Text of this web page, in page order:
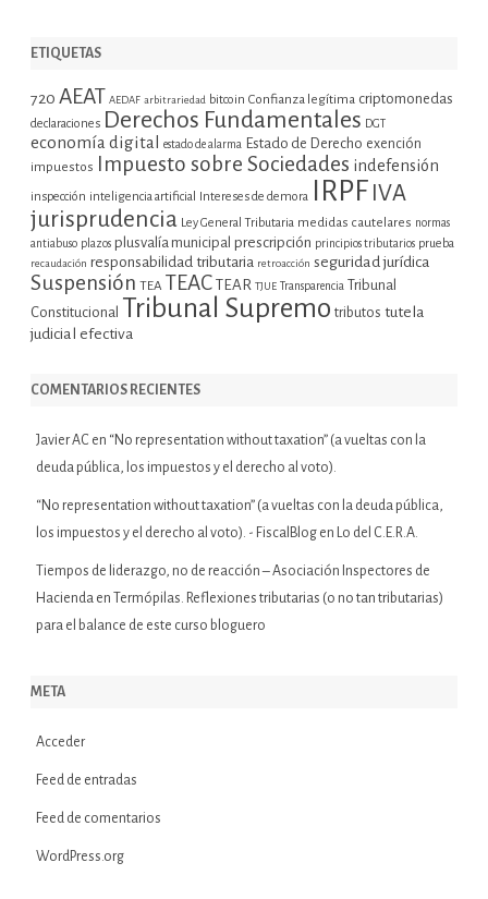
ETIQUETAS
720 AEAT AEDAF arbitrariedad bitcoin Confianza legítima criptomonedas
declaraciones Derechos Fundamentales DGT
economía digital estado de alarma Estado de Derecho exención
impuestos Impuesto sobre Sociedades indefensión
inspección inteligencia artificial Intereses de demora IRPF IVA
jurisprudencia Ley General Tributaria medidas cautelares normas
antiabuso plazos plusvalía municipal prescripción principios tributarios prueba
recaudación responsabilidad tributaria retroacción seguridad jurídica
Suspensión TEA TEAC TEAR TJUE Transparencia Tribunal
Constitucional Tribunal Supremo tributos tutela
judicial efectiva
COMENTARIOS RECIENTES
Javier AC en “No representation without taxation” (a vueltas con la
deuda pública, los impuestos y el derecho al voto).
“No representation without taxation” (a vueltas con la deuda pública,
los impuestos y el derecho al voto). - FiscalBlog en Lo del C.E.R.A.
Tiempos de liderazgo, no de reacción – Asociación Inspectores de
Hacienda en
Termópilas. Reflexiones tributarias (o no tan tributarias)
para el balance de este curso bloguero
META
Acceder
Feed de entradas
Feed de comentarios
WordPress.org